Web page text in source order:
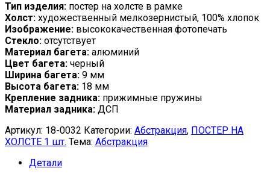
Тип изделия: постер на холсте в рамке
Холст: художественный мелкозернистый, 100% хлопок
Изображение: высококачественная фотопечать
Стекло: отсутствует
Материал багета: алюминий
Цвет багета: черный
Ширина багета: 9 мм
Высота багета: 18 мм
Крепление задника: прижимные пружины
Материал задника: ДСП
Артикул: 18-0032 Категории: Абстракция, ПОСТЕР НА
ХОЛСТЕ 1 шт. Тема: Абстракция
Детали